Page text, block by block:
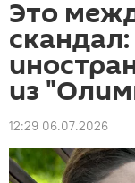
Это
из
12:29 06.07.2026